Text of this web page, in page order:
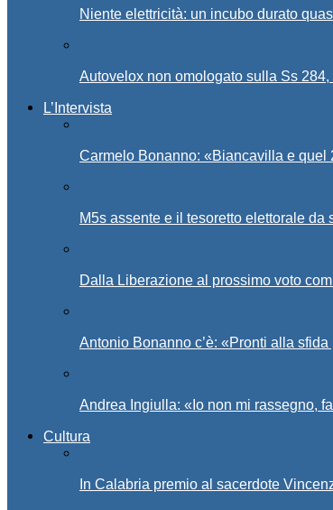
Niente elettricità: un incubo durato
Autovelox non omologato sulla Ss
L’Intervista
Carmelo Bonanno: «Biancavilla e
M5s assente e il tesoretto elettorale da
Dalla Liberazione al prossimo voto
Antonio Bonanno c’è: «Pronti alla
Andrea Ingiulla: «Io non mi rassegno,
Cultura
In Calabria premio al sacerdote